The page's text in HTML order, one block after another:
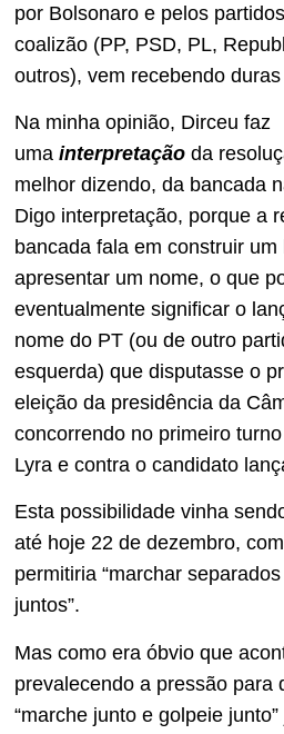
por Bolsonaro e pelos
coalizão (PP, PSD, PL,
outros), vem recebendo
Na minha opinião, Dirceu faz
uma interpretação da
melhor dizendo, da bancada
Digo interpretação, porque a
bancada fala em construir um
apresentar um nome, o que
eventualmente significar o
nome do PT (ou de outro
esquerda) que disputasse o
eleição da presidência da
concorrendo no primeiro
Lyra e contra o candidato
Esta possibilidade vinha
até hoje 22 de dezembro,
permitiria “marchar
juntos”.
Mas como era óbvio que
prevalecendo a pressão para
“marche junto e golpeie